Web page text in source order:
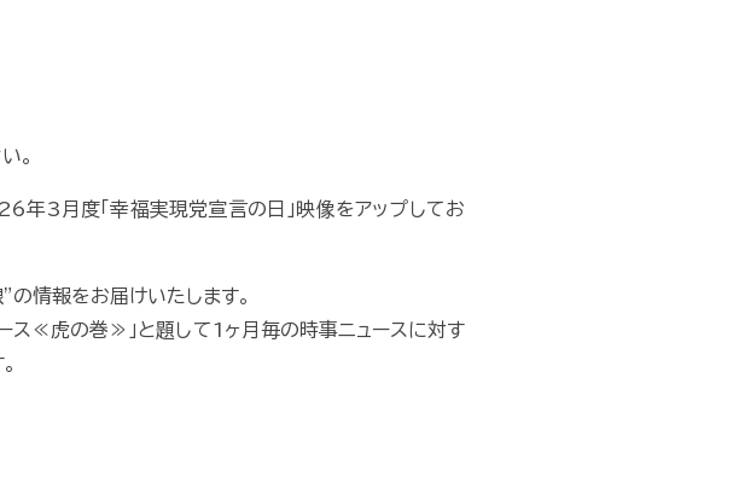
。
年3月度「幸福実現党宣言の日」映像をアップしてお
の情報をお届けいたします。
ス≪虎の巻≫」と題して1ヶ月毎の時事ニュースに対す